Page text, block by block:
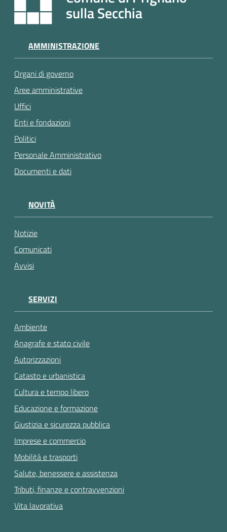
sulla Secchia
AMMINISTRAZIONE
Organi di governo
Aree amministrative
Uffici
Enti e fondazioni
Politici
Personale Amministrativo
Documenti e dati
NOVITÀ
Notizie
Comunicati
Avvisi
SERVIZI
Ambiente
Anagrafe e stato civile
Autorizzazioni
Catasto e urbanistica
Cultura e tempo libero
Educazione e formazione
Giustizia e sicurezza pubblica
Imprese e commercio
Mobilità e trasporti
Salute, benessere e assistenza
Tributi, finanze e contravvenzioni
Vita lavorativa